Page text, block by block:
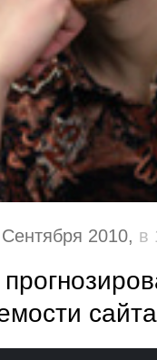
2010, в
сайта